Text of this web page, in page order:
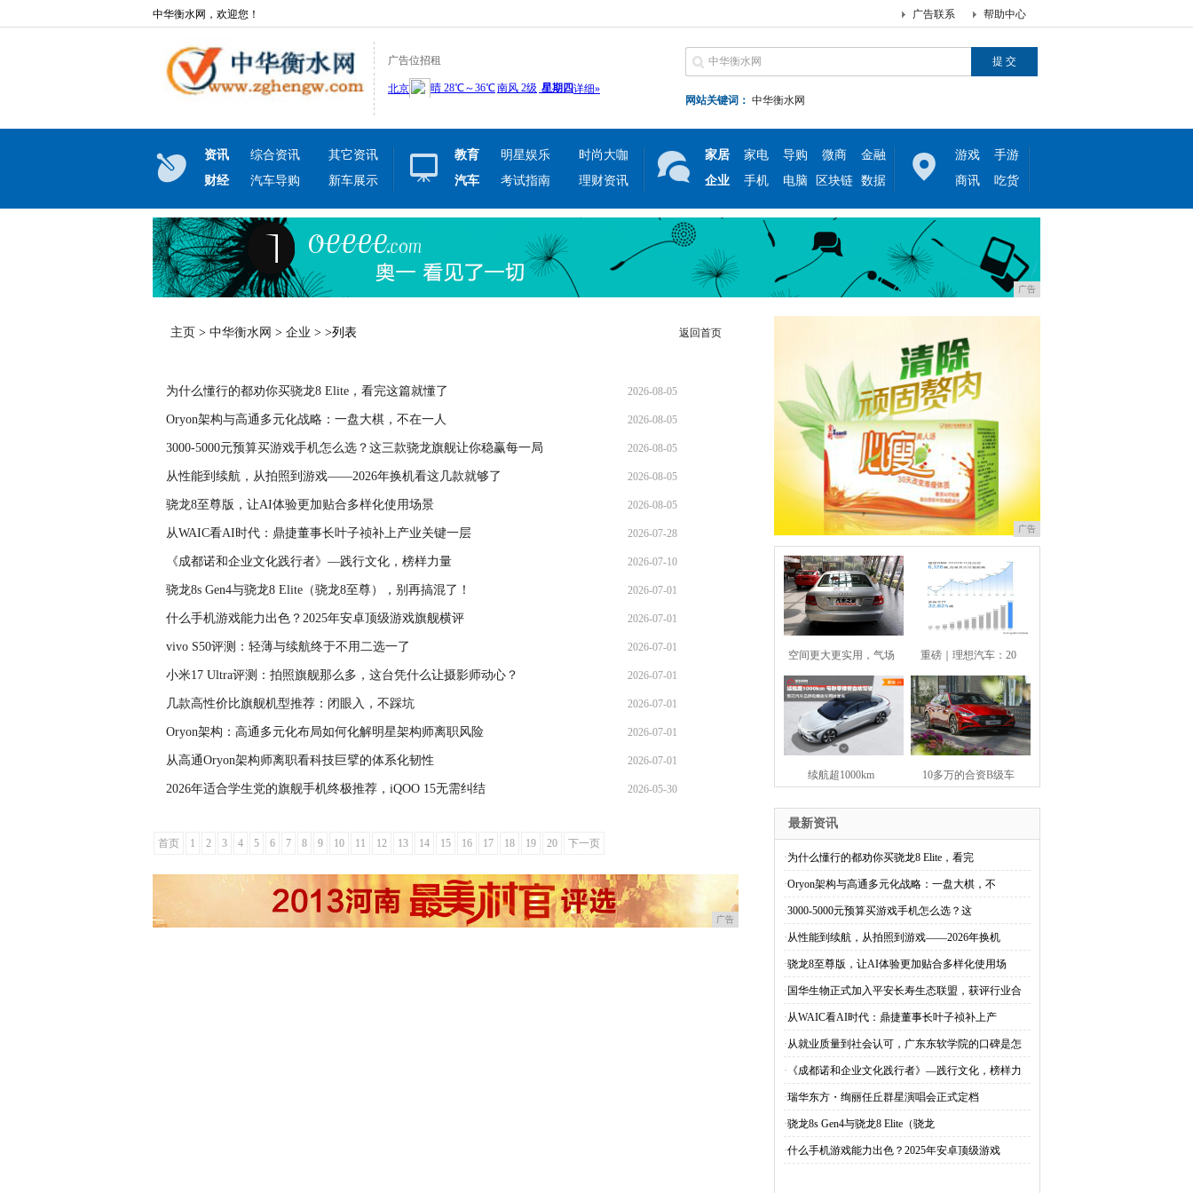
中华衡水网，欢迎您！ 帮助中心
广告联系
广告位招租
网站关键词： 中华衡水网
资讯 综合资讯
其它资讯
财经
汽车导购 新车展示
教育 明星娱乐
时尚大咖
汽车
考试指南 理财资讯
家居 家电 导购 微商
金融
企业
手机 电脑 区块链 数据
游戏
手游
商讯
吃货
广告
主页 > 中华衡水网 > 企业 > >列表 返回首页
为什么懂行的都劝你买骁龙8 Elite，看完这篇就懂了 2026-08-05
Oryon架构与高通多元化战略：一盘大棋，不在一人 2026-08-05
3000-5000元预算买游戏手机怎么选？这三款骁龙旗舰让你稳赢每一局 2026-08-05
从性能到续航，从拍照到游戏——2026年换机看这几款就够了 2026-08-05
骁龙8至尊版，让AI体验更加贴合多样化使用场景 2026-08-05
从WAIC看AI时代：鼎捷董事长叶子祯补上产业关键一层 2026-07-28
《成都诺和企业文化践行者》—践行文化，榜样力量 2026-07-10
骁龙8s Gen4与骁龙8 Elite（骁龙8至尊），别再搞混了！ 2026-07-01
什么手机游戏能力出色？2025年安卓顶级游戏旗舰横评 2026-07-01
vivo S50评测：轻薄与续航终于不用二选一了 2026-07-01
小米17 Ultra评测：拍照旗舰那么多，这台凭什么让摄影师动心？ 2026-07-01
几款高性价比旗舰机型推荐：闭眼入，不踩坑 2026-07-01
Oryon架构：高通多元化布局如何化解明星架构师离职风险 2026-07-01
从高通Oryon架构师离职看科技巨擘的体系化韧性 2026-07-01
2026年适合学生党的旗舰手机终极推荐，iQOO 15无需纠结 2026-05-30
首页 1 2 3 4 5 6 7 8 9 10 11 12 13 14 15 16 17 18 19 20 下一页
广告
广告
空间更大更实用，气场 重磅｜理想汽车：20
续航超1000km 10多万的合资B级车
最新资讯
·为什么懂行的都劝你买骁龙8 Elite，看完
·Oryon架构与高通多元化战略：一盘大棋，不
·3000-5000元预算买游戏手机怎么选？这
·从性能到续航，从拍照到游戏——2026年换机
·骁龙8至尊版，让AI体验更加贴合多样化使用场
· 国华生物正式加入平安长寿生态联盟，获评行业合
·从WAIC看AI时代：鼎捷董事长叶子祯补上产
·从就业质量到社会认可，广东东软学院的口碑是怎
· 《成都诺和企业文化践行者》—践行文化，榜样力
·瑞华东方・绚丽任丘群星演唱会正式定档
·骁龙8s Gen4与骁龙8 Elite（骁龙
·什么手机游戏能力出色？2025年安卓顶级游戏